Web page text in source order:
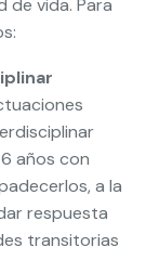
de vida. Para
años con
a la
respuesta
transitorias